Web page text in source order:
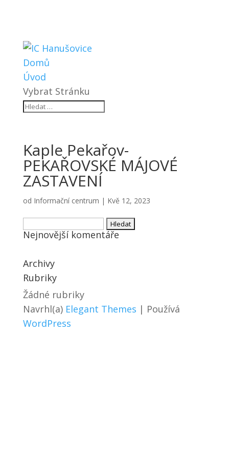
Domů
Úvod
Vybrat Stránku
Kaple Pekařov-
PEKAŘOVSKÉ MÁJOVÉ
ZASTAVENÍ
od Informační centrum | Kvě 12, 2023
Vyhledávání
Nejnovější komentáře
Archivy
Rubriky
Žádné rubriky
Navrhl(a) Elegant Themes | Používá
WordPress